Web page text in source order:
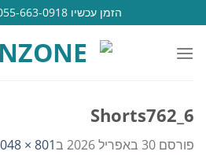
to
content
הזמן עכשיו 055-663-0918 MENZONE
Shorts762_6
פורסם 30 באפריל 2026 ב801 × 2048